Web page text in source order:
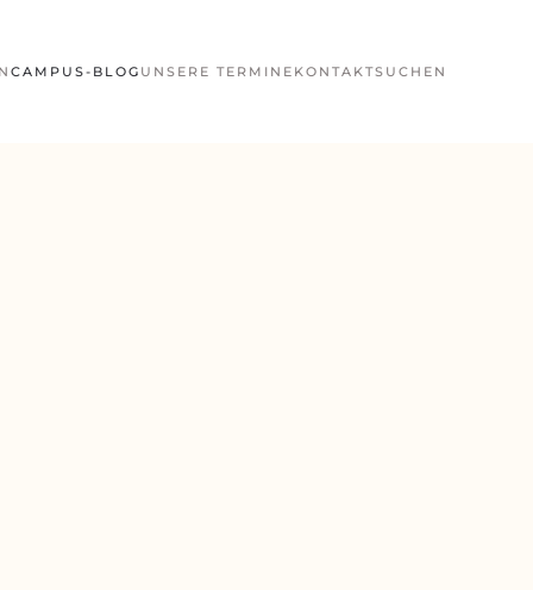
CAMPUS-BLOG UNSERE TERMINE KONTAKTSUCHEN